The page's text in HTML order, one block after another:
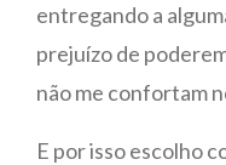
entregando a
prejuízo de
não me confortam
E por isso escolho